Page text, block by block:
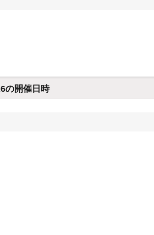
の開催日時